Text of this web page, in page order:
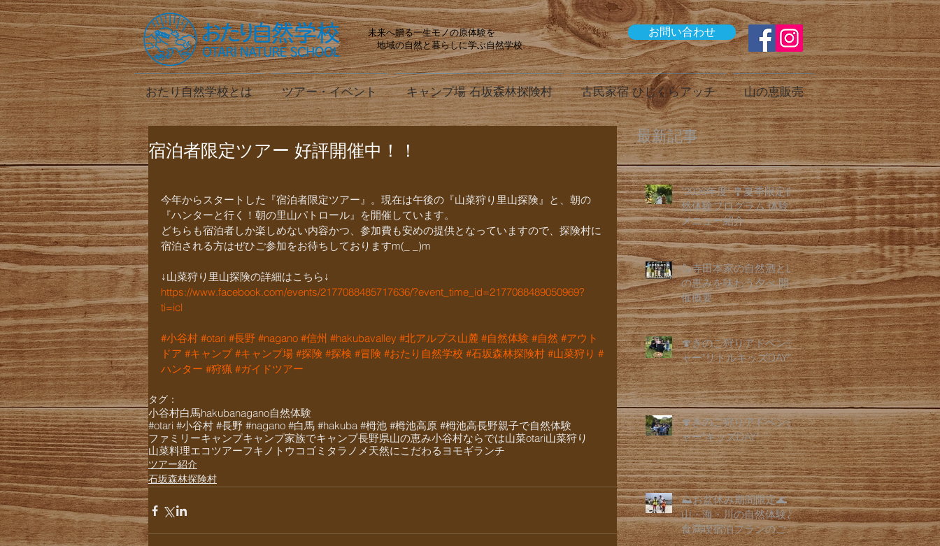
未来へ贈る一生モノの原体験を
地域の自然と暮らしに学ぶ自然学校
お問い合わせ
おたり自然学校とは ツアー・イベント キャンプ場 石坂森林探険村 古民家宿 ひじくらアッチ 山の恵販売
宿泊者限定ツアー 好評開催中！！
今年からスタートした『宿泊者限定ツアー』。現在は午後の『山菜狩り里山探険』と、朝の
『ハンターと行く！朝の里山パトロール』を開催しています。
どちらも宿泊者しか楽しめない内容かつ、参加費も安めの提供となっていますので、探険村に
宿泊される方はぜひご参加をお待ちしておりますm(_ _)m
↓山菜狩り里山探険の詳細はこちら↓
https://www.facebook.com/events/2177088485717636/?event_time_id=2177088489050969?
ti=icl
#小谷村 #otari #長野 #nagano #信州 #hakubavalley #北アルプス山麓 #自然体験 #自然 #アウト
ドア #キャンプ #キャンプ場 #探険 #探検 #冒険 #おたり自然学校 #石坂森林探険村 #山菜狩り #
ハンター #狩猟 #ガイドツアー
タグ：
小谷村白馬hakubanagano自然体験
#otari #小谷村 #長野 #nagano #白馬 #hakuba #栂池 #栂池高原 #栂池高長野親子で自然体験
ファミリーキャンプキャンプ家族でキャンプ長野県山の恵み小谷村ならでは山菜otari山菜狩り
山菜料理エコツアーフキノトウ コゴミ タラノメ 天然にこだわる ヨモギランチ
ツアー紹介
石坂森林探険村
最新記事
"2026年度" 🎐夏季限定自
然体験プログラム 体験
メニュー紹介
🍶寺田本家の自然酒と山
の恵みを味わう夕べ 開
催概要
🍄きのこ狩りアドベンチ
ャー"リトルキッズDAY"
🍄きのこ狩りアドベンチ
ャー"キッズDAY"
⛰️お盆休み期間限定🌊
山・海・川の自然体験と
食満喫宿泊プランのご紹